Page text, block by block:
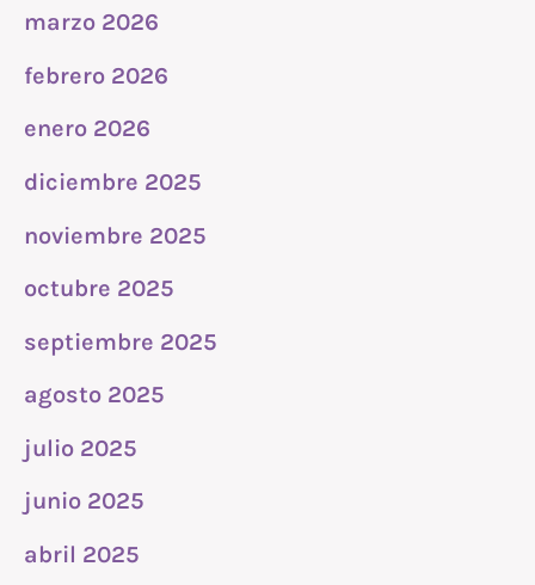
marzo 2026
febrero 2026
enero 2026
diciembre 2025
noviembre 2025
octubre 2025
septiembre 2025
agosto 2025
julio 2025
junio 2025
abril 2025